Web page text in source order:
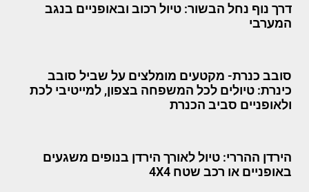
דרך נוף נחל הבשור: טיול רכוב ובאופניים בנגב
המערבי
סובב כנרת- מקטעים מומלצים על שביל סובב
כינרת: טיולים לכל המשפחה בצפון, למייטיבי לכת
ולאופניים סביב הכנרת
הירדן ההררי: טיול לאורך הירדן בנופים משגעים
באופניים או רכב שטח 4X4